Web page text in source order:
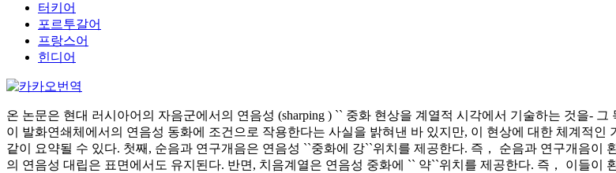
터키어
포르투갈어
프랑스어
힌디어
온 논문은 현대 러시아어의 자음군에서의 연음성 (sharping ) `` 중화 현상을 계열적 시각에서 기술하는 것을-
이 발화연쇄체에서의 연음성 동화에 조건으로 작용한다는 사실을 밝혀낸 바 있지만, 이 현상에 대한 체계적
같이 요약될 수 있다. 첫째, 순음과 연구개음은 연음성 ``중화에 강``위치를 제공한다. 즉， 순음과 연구개음이
의 연음성 대립은 표면에서도 유지된다. 반면, 치음계열은 연음성 중화에 `` 약``위치를 제공한다. 즉， 이들이